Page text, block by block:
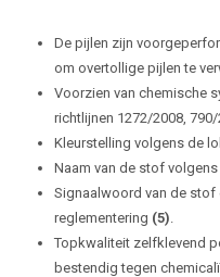
De pijlen zijn
om overtollige pijlen te
Voorzien van chemische
richtlijnen 1272/2008,
Kleurstelling volgens de
Naam van de stof
Signaalwoord van de stof
reglementering (5).
Topkwaliteit zelfklevend
bestendig tegen